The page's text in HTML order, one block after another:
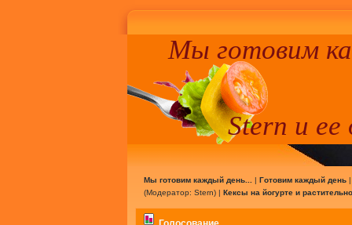
Мы готовим
Stern и ее
Мы готовим каждый день... | Готовим каждый день
(Модератор: Stern) | Кексы на йогурте и